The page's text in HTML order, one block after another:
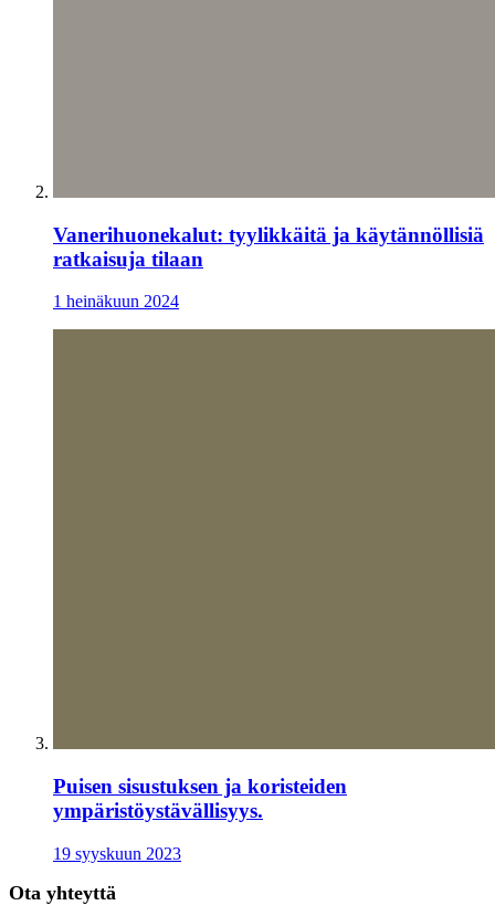
Vanerihuonekalut: tyylikkäitä ja käytännöllisiä
ratkaisuja tilaan
1 heinäkuun 2024
Puisen sisustuksen ja koristeiden
ympäristöystävällisyys.
19 syyskuun 2023
Ota yhteyttä